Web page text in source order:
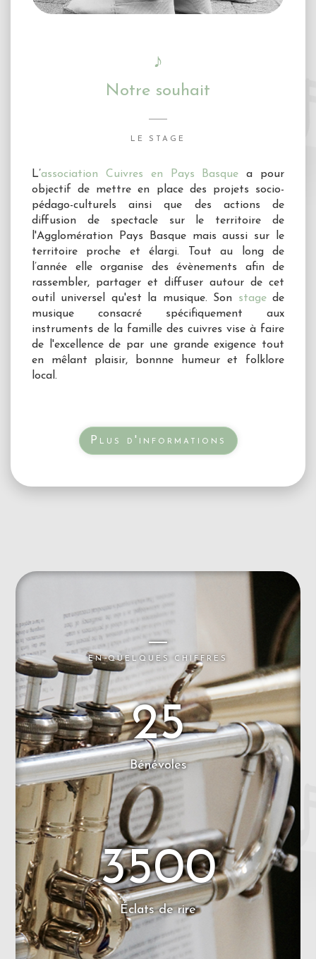
♪
Notre souhait
LE STAGE
L’association Cuivres en Pays Basque a pour
objectif de mettre en place des projets socio-
pédago-culturels ainsi que des actions de
diffusion de spectacle sur le territoire de
l'Agglomération Pays Basque mais aussi sur le
territoire proche et élargi. Tout au long de
l’année elle organise des évènements afin de
rassembler, partager et diffuser autour de cet
outil universel qu'est la musique. Son stagede
musique consacré spécifiquement aux
instruments de la famille des cuivres vise à faire
de l'excellence de par une grande exigence tout
en mêlant plaisir, bonnne humeur et folklore
local.
Plus d'informations
EN QUELQUES CHIFFRES
25
Bénévoles
3500
Éclats de rire